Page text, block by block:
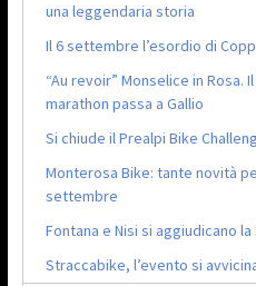
una leggendaria storia
Il 6 settembre l’esordio di
“Au revoir” Monselice in Rosa.
marathon passa a Gallio
Si chiude il Prealpi Bike
Monterosa Bike: tante novità
settembre
Fontana e Nisi si aggiudicano la
Straccabike, l’evento si